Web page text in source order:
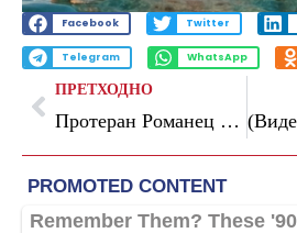
Facebook Twitter
Telegram WhatsApp
ПРЕТХОДНО
Протеран Романец од Македонија кој продал прибор за 970 евра лажејќи дека е бренд